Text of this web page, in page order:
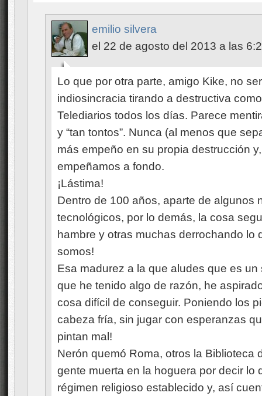
emilio silvera
el 22 de agosto del 2013 a las
Lo que por otra parte, amigo Kike, no
indiosincracia tirando a destructiva
Telediarios todos los días. Parece
y “tan tontos”. Nunca (al menos que
más empeño en su propia destrucción
empeñamos a fondo.
¡Lástima!
Dentro de 100 años, aparte de algunos
tecnológicos, por lo demás, la cosa
hambre y otras muchas derrochando lo
somos!
Esa madurez a la que aludes que es
que he tenido algo de razón, he
cosa difícil de conseguir. Poniendo los
cabeza fría, sin jugar con esperanzas
pintan mal!
Nerón quemó Roma, otros la Biblioteca
gente muerta en la hoguera por decir lo
régimen religioso establecido y, así